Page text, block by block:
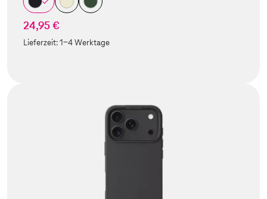
24,95 €
Lieferzeit:1-4 Werktage